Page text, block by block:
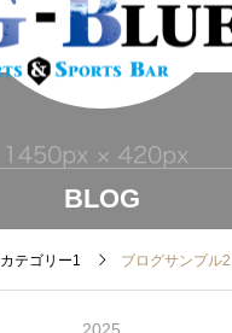
BLOG
カテゴリー1 ブログサンプル2